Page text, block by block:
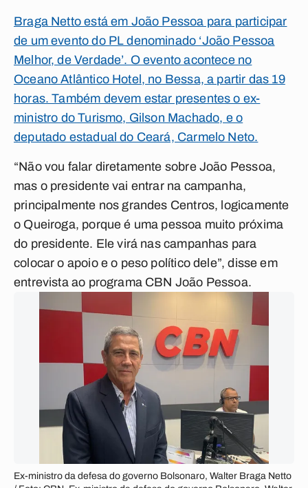
Braga Netto está em João Pessoa para participar
de um evento do PL denominado ‘João Pessoa
Melhor, de Verdade’. O evento acontece no
Oceano Atlântico Hotel, no Bessa, a partir das 19
horas. Também devem estar presentes o ex-
ministro do Turismo, Gilson Machado, e o
deputado estadual do Ceará, Carmelo Neto.
“Não vou falar diretamente sobre João Pessoa,
mas o presidente vai entrar na campanha,
principalmente nos grandes Centros, logicamente
o Queiroga, porque é uma pessoa muito próxima
do presidente. Ele virá nas campanhas para
colocar o apoio e o peso político dele”, disse em
entrevista ao programa CBN João Pessoa.
Ex-ministro da defesa do governo Bolsonaro, Walter Braga Netto